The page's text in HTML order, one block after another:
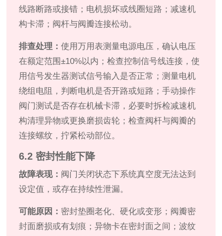
线路断路或接错；电机损坏或线圈短路；减速机
构卡滞；阀杆与阀瓣连接松动。
排查处理：使用万用表测量电源电压，确认电压
在额定范围±10%以内；检查控制信号线连接，使
用信号发生器测试信号输入是否正常；测量电机
绕组电阻，判断电机是否开路或短路；手动操作
阀门测试是否存在机械卡滞，必要时拆检减速机
构清理异物或更换磨损齿轮；检查阀杆与阀瓣的
连接螺纹，拧紧松动部位。
6.2 密封性能下降
故障表现： 阀门关闭状态下系统真空度无法达到
设定值，或存在持续性泄漏。
可能原因： 密封垫圈老化、硬化或变形；阀瓣密
封面磨损或有划痕；异物卡在密封面之间；波纹